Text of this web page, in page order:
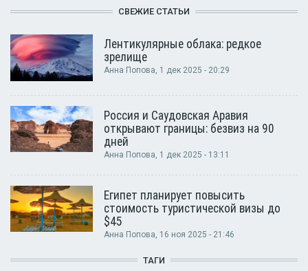
СВЕЖИЕ СТАТЬИ
Лентикулярные облака: редкое
зрелище
Анна Попова, 1 дек 2025 - 20:29
Россия и Саудовская Аравия
открывают границы: безвиз на 90
дней
Анна Попова, 1 дек 2025 - 13:11
Египет планирует повысить
стоимость туристической визы до
$45
Анна Попова, 16 ноя 2025 - 21:46
ТАГИ